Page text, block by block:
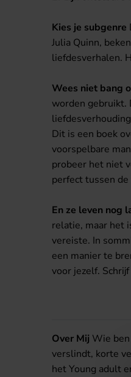
Kies je subgenre
Julia Quinn,
liefdesverhalen.
Wees niet bang
worden gebruikt.
Dit is een boek
voorspelbare
probeer het niet
perfect tussen
En ze leven nog
relatie, maar het
vereiste. In
een manier te
voor jezelf.
Over Mij Wie
verslindt, korte
het Young adult